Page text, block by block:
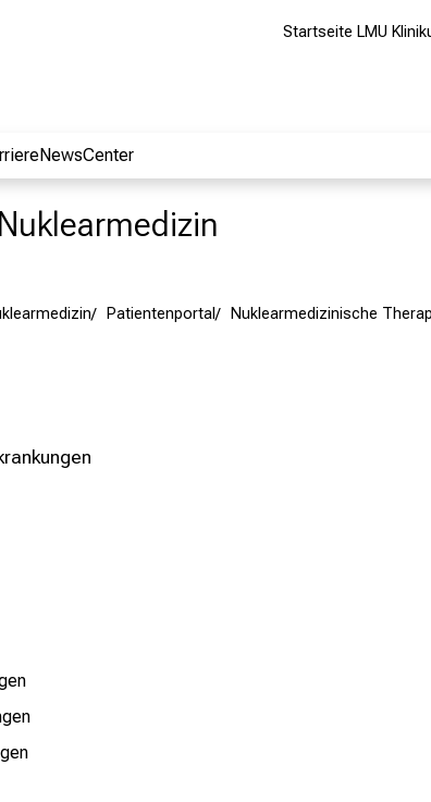
Startseite LMU
NewsCenter
Patientenportal
Nuklearmedizinische